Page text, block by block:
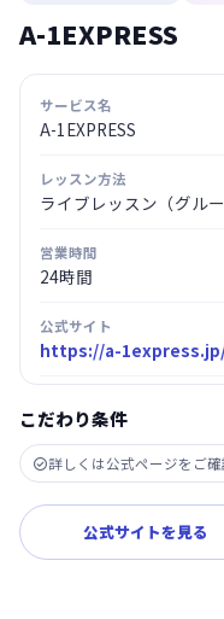
A-1EXPRESS
サービス名
A-1EXPRESS
レッスン方法
ライブレッスン（グルー
営業時間
24時間
公式サイト
https://a-
こだわり条件
詳しくは公式ページをご確
公式サイトを見る